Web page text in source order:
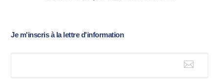
Je m'inscris à la lettre d'information
